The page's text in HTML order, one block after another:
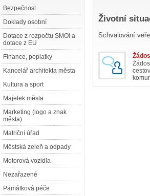
Bezpečnost
Doklady osobní
Dotace z rozpočtu SMOl a
dotace z EU
Finance, poplatky
Kancelář architekta města
Kultura a sport
Majetek města
Marketing (logo a znak
města)
Matriční úřad
Městská zeleň a odpady
Motorová vozidla
Nezařazené
Památková péče
Životní
Schvalování